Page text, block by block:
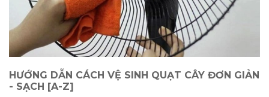
HƯỚNG DẪN CÁCH VỆ SINH QUẠT CÂY ĐƠN GIẢN
- SẠCH [A-Z]